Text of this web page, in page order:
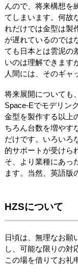
んので、将来構想を
てしまいます。何故
れだけでは金型は製
が遅れているのでは
ても日本とは雲泥の
いのは理解できます
人間には、そのギャ
将来展開についても
Space-Eでモデリン
金型を製作する以上
ちろん台数を増やす
だけです。いろいろ
的サポートが受けら
そ、より業種にあっ
ます。当然、英語版
HZSについて
日頃は、無理なお願
し、可能な限りの対
この場を借りてお礼